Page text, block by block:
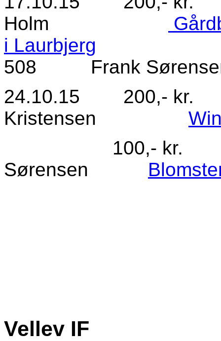
Holm
i Laurbjerg
508 Frank
24.10.15 200,-
Kristensen
100,- kr. Nr.
Sørensen
Vellev IF